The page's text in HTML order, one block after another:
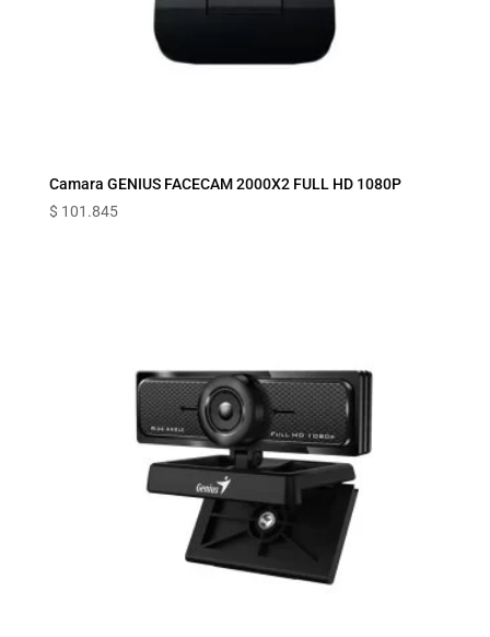
Camara GENIUS FACECAM 2000X2 FULL HD 1080P
$ 101.845